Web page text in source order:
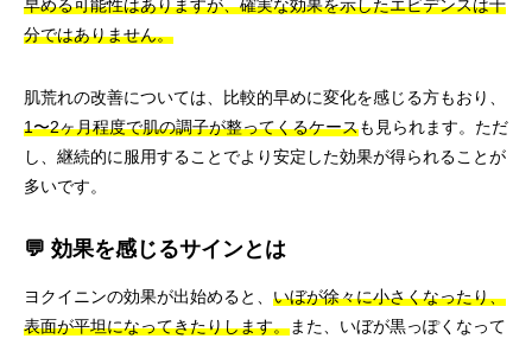
早める可能性はありますが、確実な効果を示したエビデンスは十
分ではありません。
肌荒れの改善については、比較的早めに変化を感じる方もおり、
1〜2ヶ月程度で肌の調子が整ってくるケースも見られます。ただ
し、継続的に服用することでより安定した効果が得られることが
多いです。
💬 効果を感じるサインとは
ヨクイニンの効果が出始めると、 いぼが徐々に小さくなったり、
表面が平坦になってきたりします。また、いぼが黒っぽくなって